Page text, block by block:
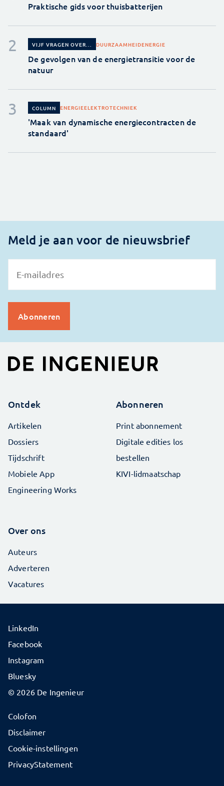
Praktische gids voor thuisbatterijen
VIJF VRAGEN OVER... DUURZAAMHEIDENERGIE
De gevolgen van de energietransitie voor de
natuur
COLUMN ENERGIEELEKTROTECHNIEK
'Maak van dynamische energiecontracten de
standaard'
Meld je aan voor de nieuwsbrief
Ontdek
Artikelen
Dossiers
Tijdschrift
Mobiele App
Engineering Works
Abonneren
Print abonnement
Digitale edities los
bestellen
KIVI-lidmaatschap
Over ons
Auteurs
Adverteren
Vacatures
© 2026 De Ingenieur
Colofon
Disclaimer
Cookie-instellingen
PrivacyStatement
LinkedIn
Facebook
Instagram
Bluesky